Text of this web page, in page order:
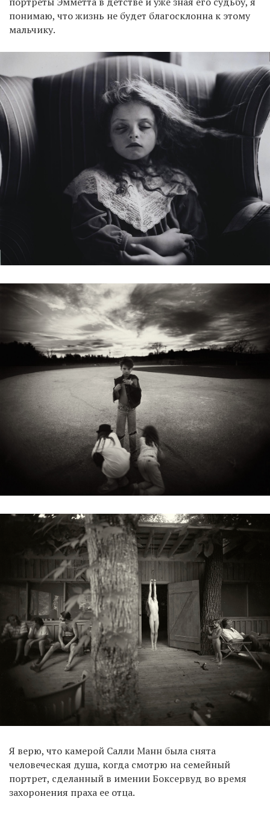
понимаю, что жизнь не будет благосклонна к этому
мальчику.
Я верю, что камерой Салли Манн была снята
человеческая душа, когда смотрю на семейный
портрет, сделанный в имении Боксервуд во время
захоронения праха ее отца.